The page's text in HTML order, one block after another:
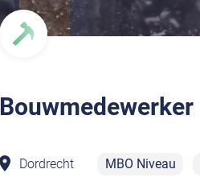
Bouwmedewerker
Dordrecht MBO Niveau